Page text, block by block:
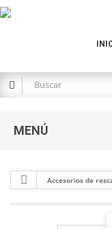
MENÚ
Accesorios de